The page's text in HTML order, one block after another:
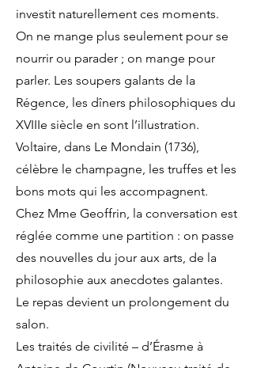
investit naturellement ces moments.
On ne mange plus seulement pour se
nourrir ou parader ; on mange pour
parler. Les soupers galants de la
Régence, les dîners philosophiques du
XVIIIe siècle en sont l’illustration.
Voltaire, dans Le Mondain (1736),
célèbre le champagne, les truffes et les
bons mots qui les accompagnent.
Chez Mme Geoffrin, la conversation est
réglée comme une partition : on passe
des nouvelles du jour aux arts, de la
philosophie aux anecdotes galantes.
Le repas devient un prolongement du
salon.
Les traités de civilité – d’Érasme à